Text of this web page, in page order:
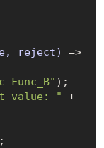
reject)
=>
Func_B" );
value: " +